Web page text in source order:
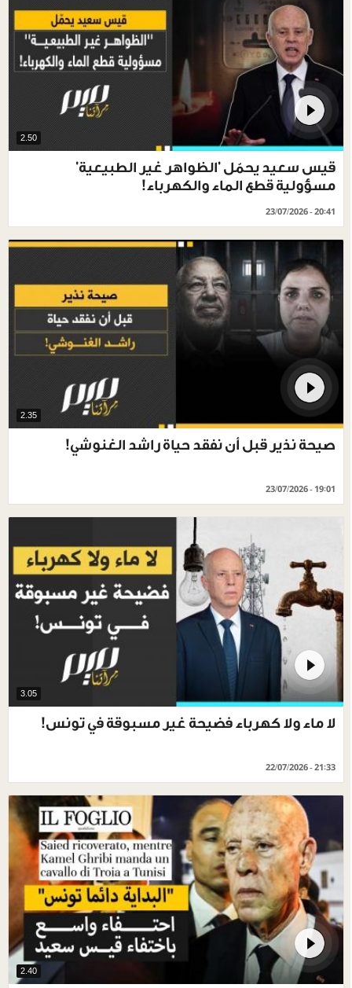
2.50
قيس سعيد يحمّل 'الظواهر غير الطبيعية'
مسؤولية قطع الماء والكهرباء!
23/07/2026 - 20:41
2.35
صيحة نذير قبل أن نفقد حياة راشد الغنوشي!
23/07/2026 - 19:01
3.05
لا ماء ولا كهرباء فضيحة غير مسبوقة في تونس!
22/07/2026 - 21:33
2.40